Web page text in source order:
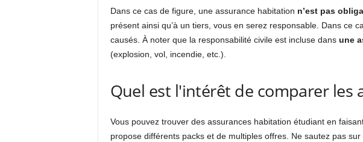
Dans ce cas de figure, une assurance habitation n’est pas
présent ainsi qu’à un tiers, vous en serez responsable. Dans ce
causés. À noter que la responsabilité civile est incluse dansune
(explosion, vol, incendie, etc.).
Quel est l'intérêt de comparer les
Vous pouvez trouver des assurances habitation étudiant en
propose différents packs et de multiples offres. Ne sautez pas